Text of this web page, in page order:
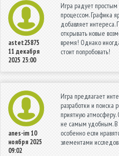
astet25875
11 декабря
2025 23:00
Игра радует
процессом. Графика
добавляет интереса.
открывать новые
время! Однако
стоит попробовать!
anes-im10
ноября 2025
09:02
Игра предлагает
разработки и поиска
приятную
не самым удобным. В
особенно если
элементами